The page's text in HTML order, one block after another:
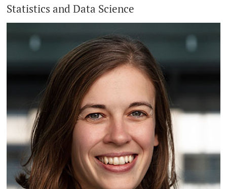
Statistics and Data Science